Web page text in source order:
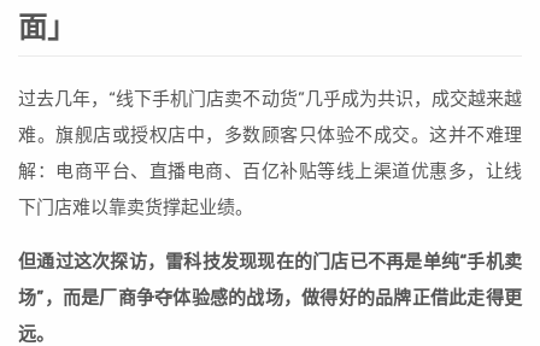
面」
过去几年，“线下手机门店卖不动货”几乎成为共识，成交越来越
难。旗舰店或授权店中，多数顾客只体验不成交。这并不难理
解：电商平台、直播电商、百亿补贴等线上渠道优惠多，让线
下门店难以靠卖货撑起业绩。
但通过这次探访，雷科技发现现在的门店已不再是单纯“手机卖
场”，而是厂商争夺体验感的战场，做得好的品牌正借此走得更
远。